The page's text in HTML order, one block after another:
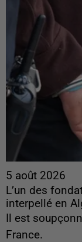
5 août 2026
L’un des
interpellé en
Il est
France.